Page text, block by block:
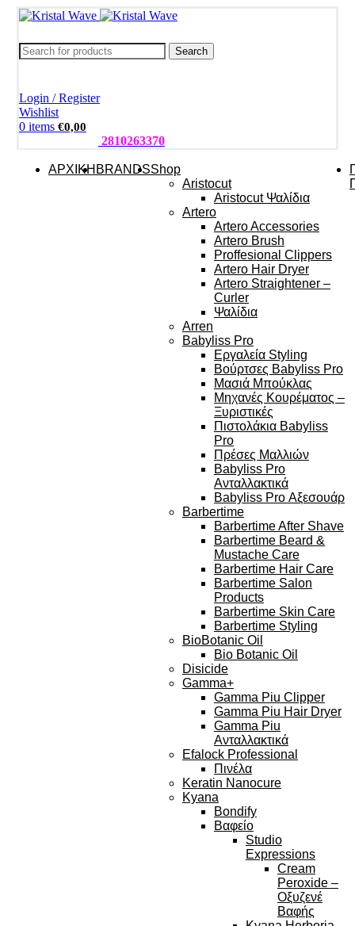
Search
Login / Register
Wishlist
0 items €0,00
2810263370
ΑΡΧΙΚΗ BRANDSShop
Aristocut
Aristocut Ψαλίδια
Artero
Artero Accessories
Artero Brush
Proffesional Clippers
Artero Hair Dryer
Artero Straightener –
Curler
Ψαλίδια
Arren
Babyliss Pro
Εργαλεία Styling
Βούρτσες Babyliss Pro
Μασιά Μπούκλας
Μηχανές Κουρέματος –
Ξυριστικές
Πιστολάκια Babyliss
Pro
Πρέσες Μαλλιών
Babyliss Pro
Ανταλλακτικά
Babyliss Pro Αξεσουάρ
Barbertime
Barbertime After Shave
Barbertime Beard &
Mustache Care
Barbertime Hair Care
Barbertime Salon
Products
Barbertime Skin Care
Barbertime Styling
BioBotanic Oil
Bio Botanic Oil
Disicide
Gamma+
Gamma Piu Clipper
Gamma Piu Hair Dryer
Gamma Piu
Ανταλλακτικά
Efalock Professional
Πινέλα
Keratin Nanocure
Kyana
Bondify
Βαφείο
Studio
Expressions
Cream
Peroxide –
Οξυζενέ
Βαφής